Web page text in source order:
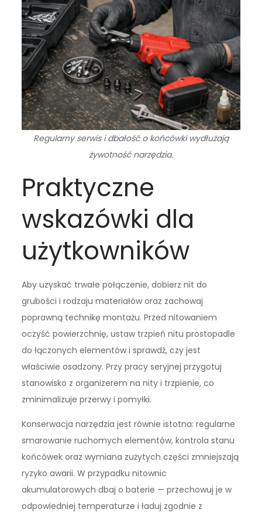
Regularny serwis i dbałość o końcówki wydłużają
żywotność narzędzia.
Praktyczne
wskazówki dla
użytkowników
Aby uzyskać trwałe połączenie, dobierz nit do
grubości i rodzaju materiałów oraz zachowaj
poprawną technikę montażu. Przed nitowaniem
oczyść powierzchnię, ustaw trzpień nitu prostopadle
do łączonych elementów i sprawdź, czy jest
właściwie osadzony. Przy pracy seryjnej przygotuj
stanowisko z organizerem na nity i trzpienie, co
zminimalizuje przerwy i pomyłki.
Konserwacja narzędzia jest równie istotna: regularne
smarowanie ruchomych elementów, kontrola stanu
końcówek oraz wymiana zużytych części zmniejszają
ryzyko awarii. W przypadku nitownic
akumulatorowych dbaj o baterie — przechowuj je w
odpowiedniej temperaturze i ładuj zgodnie z